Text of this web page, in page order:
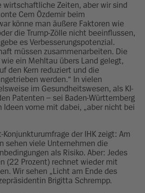
wirtschaftliche Zeiten, aber wir sind
Cem Özdemir beim
könne man äußere Faktoren wie
die Trump-Zölle nicht beeinflussen,
es Verbesserungspotenzial.
müssen zusammenarbeiten. Die
ein Mehltau übers Land gelegt,
den Kern reduziert und die
werden.“ In vielen
im Gesundheitswesen, als KI-
Patenten – sei Baden-Württemberg
Ideen vorne mit dabei, „aber nicht bei
der IHK zeigt: Am
sehen viele Unternehmen die
als Risiko. Aber: Jedes
(22 Prozent) rechnet wieder mit
Wir sehen „Licht am Ende des
Brigitta Schrempp.